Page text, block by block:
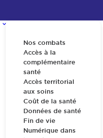
Nos combats
Accès à la
complémentaire
santé
Accès territorial
aux soins
Coût de la santé
Données de santé
Fin de vie
Numérique dans